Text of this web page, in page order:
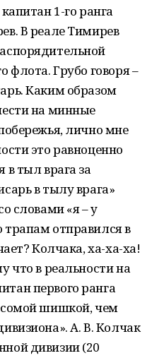
1-го ранга
В реале Тимирев
флота. Грубо говоря –
Каким образом
на минные
лично мне
это равноценно
в тыл врага за
в тылу врага»
словами «я – у
отправился в
Колчака, ха-ха-ха!
что в реальности на
первого ранга
шишкой, чем
А. В. Колчак
дивизии (20